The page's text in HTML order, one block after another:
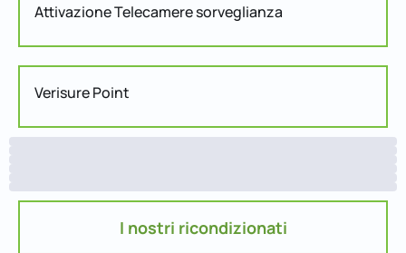
Attivazione Telecamere sorveglianza
Verisure Point
I nostri ricondizionati